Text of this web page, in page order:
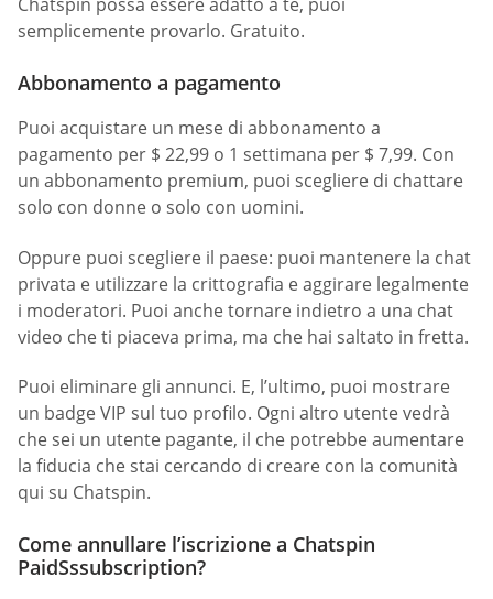
semplicemente provarlo. Gratuito.
Abbonamento a pagamento
Puoi acquistare un mese di abbonamento a
pagamento per $ 22,99 o 1 settimana per $ 7,99. Con
un abbonamento premium, puoi scegliere di chattare
solo con donne o solo con uomini.
Oppure puoi scegliere il paese: puoi mantenere la chat
privata e utilizzare la crittografia e aggirare legalmente
i moderatori. Puoi anche tornare indietro a una chat
video che ti piaceva prima, ma che hai saltato in fretta.
Puoi eliminare gli annunci. E, l’ultimo, puoi mostrare
un badge VIP sul tuo profilo. Ogni altro utente vedrà
che sei un utente pagante, il che potrebbe aumentare
la fiducia che stai cercando di creare con la comunità
qui su Chatspin.
Come annullare l’iscrizione a Chatspin
PaidSssubscription?